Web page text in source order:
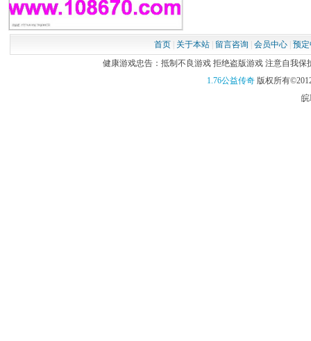
首页| 关于本站| 留言咨询 会员中心| 预
健康游戏忠告：抵制不良游戏 拒绝盗版游戏 注意自我保
1.76公益传奇版权所有
皖